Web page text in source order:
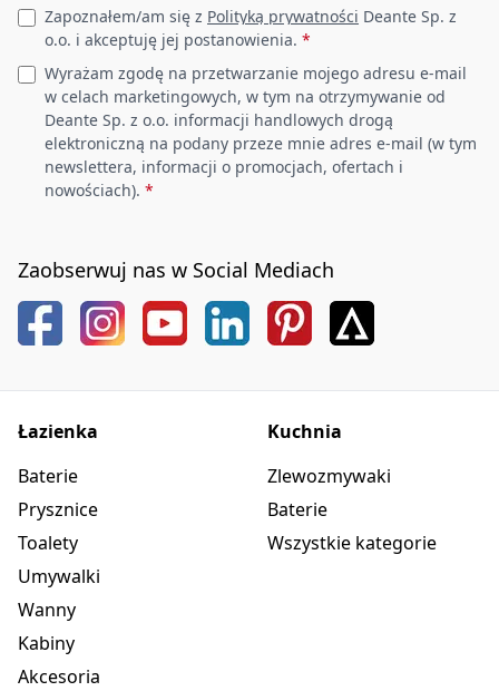
Zapoznałem/am się z Polityką prywatności Deante Sp. z
o.o. i akceptuję jej postanowienia. *
Wyrażam zgodę na przetwarzanie mojego adresu e-mail
w celach marketingowych, w tym na otrzymywanie od
Deante Sp. z o.o. informacji handlowych drogą
elektroniczną na podany przeze mnie adres e-mail (w tym
newslettera, informacji o promocjach, ofertach i
nowościach). *
Zaobserwuj nas w Social Mediach
Łazienka
Baterie
Prysznice
Toalety
Umywalki
Wanny
Kabiny
Akcesoria
Kuchnia
Zlewozmywaki
Baterie
Wszystkie kategorie